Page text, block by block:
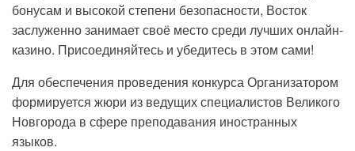
бонусам и высокой степени безопасности, Восток
заслуженно занимает своё место среди лучших онлайн-
казино. Присоединяйтесь и убедитесь в этом сами!
Для обеспечения проведения конкурса Организатором
формируется жюри из ведущих специалистов Великого
Новгорода в сфере преподавания иностранных
языков.